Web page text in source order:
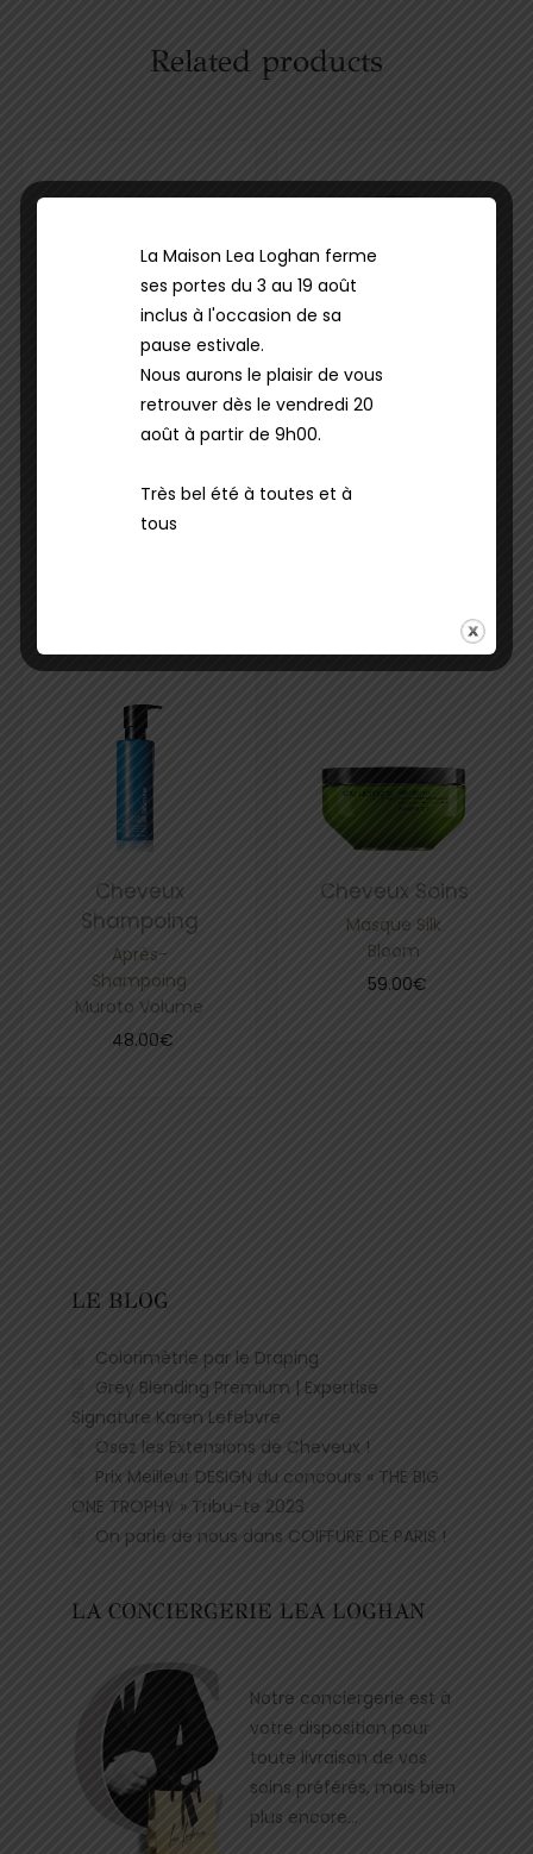
Related products
Cheveux
Coiffage
Matériels &
Coffret Scalp
Brush Luxe Gold
Cheveux
Shampoing
Cleansing Oil
Cheveux
Shampoing
Après-
Shampoing
Muroto Volume
48.00€
Cheveux Soins
Masque Silk
Bloom
59.00€
LE BLOG
Colorimètrie par le Draping
Grey Blending Premium | Expertise
Signature Karen Lefebvre
Osez les Extensions de Cheveux !
Prix Meilleur DESIGN du concours « THE BIG
ONE TROPHY » Tribu-te 2023
On parle de nous dans COIFFURE DE PARIS !
LA CONCIERGERIE LEA LOGHAN
Notre conciergerie est à
votre disposition pour
toute livraison de vos
soins préférés, mais bien
plus encore…
La Maison Lea Loghan ferme
ses portes du 3 au 19 août
inclus à l'occasion de sa
pause estivale.
Nous aurons le plaisir de vous
retrouver dès le vendredi 20
août à partir de 9h00.
Très bel été à toutes et à
tous